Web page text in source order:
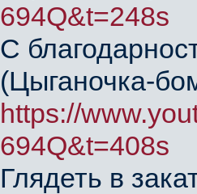
694Q&t=248s
С
(Цыганочка-
https://
694Q&t=408s
Глядеть в